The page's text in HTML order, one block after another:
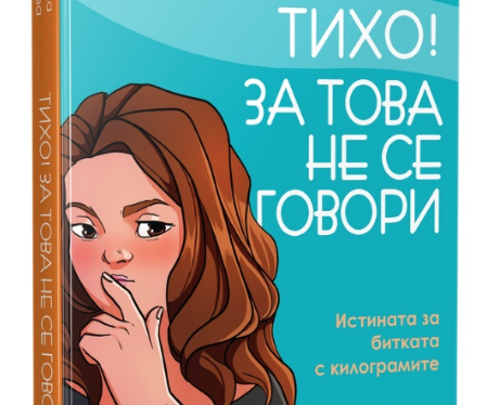
УСЛОВИЯ ЗА ПОЛЗВАНЕ
ПОЛИТИКА ЗА БИСКВИТКИТЕ
ПОЛИТИКАТА ЗА
ПОВЕРИТЕЛНОСТ
02 975 20 35